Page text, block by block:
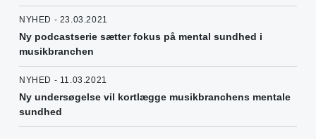
NYHED - 23.03.2021
Ny podcastserie sætter fokus på mental sundhed i
musikbranchen
NYHED - 11.03.2021
Ny undersøgelse vil kortlægge musikbranchens mentale
sundhed